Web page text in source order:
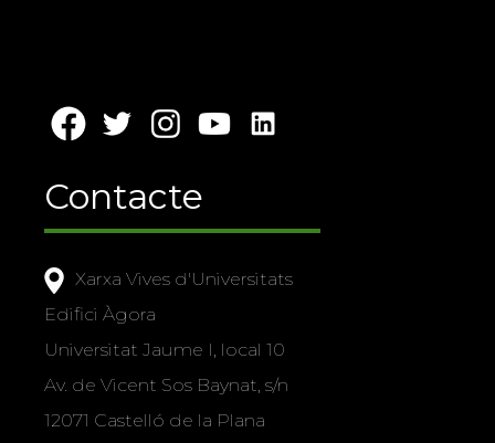
Contacte
Xarxa Vives d'Universitats
Edifici Àgora
Universitat Jaume I, local 10
Av. de Vicent Sos Baynat, s/n
12071 Castelló de la Plana